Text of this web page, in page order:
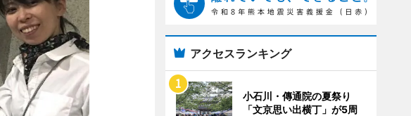
アクセスランキング
小石川・傳通院の夏祭り
「文京思い出横丁」が5周